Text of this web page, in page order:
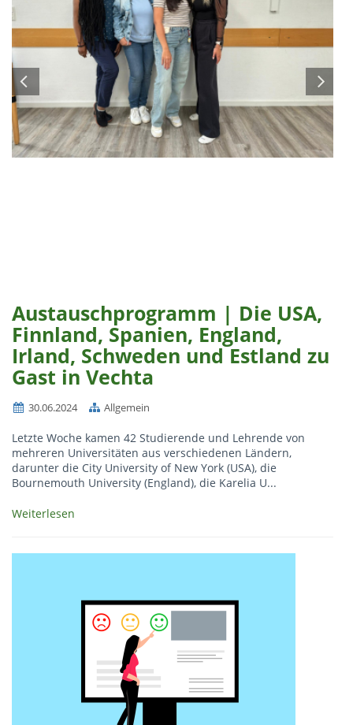
Austauschprogramm | Die USA,
Finnland, Spanien, England,
Irland, Schweden und Estland zu
Gast in Vechta
30.06.2024 Allgemein
Letzte Woche kamen 42 Studierende und Lehrende von
mehreren Universitäten aus verschiedenen Ländern,
darunter die City University of New York (USA), die
Bournemouth University (England), die Karelia U...
Weiterlesen